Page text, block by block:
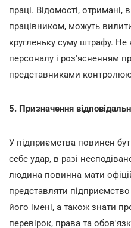
праці. Відомості, отримані,
працівником, можуть
кругленьку суму штрафу. Не
персоналу і роз'ясненням
представниками
5. Призначення
У підприємства повинен
себе удар, в разі
людина повинна мати
представляти
його імені, а також знати
перевірок, права та